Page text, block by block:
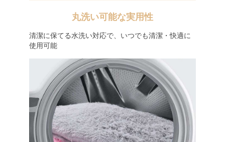
丸洗い可能な実用性
清潔に保てる水洗い対応で、いつでも清潔・快適に
使用可能